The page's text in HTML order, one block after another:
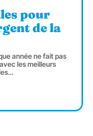
pour
de la
année ne fait pas
les meilleurs
…